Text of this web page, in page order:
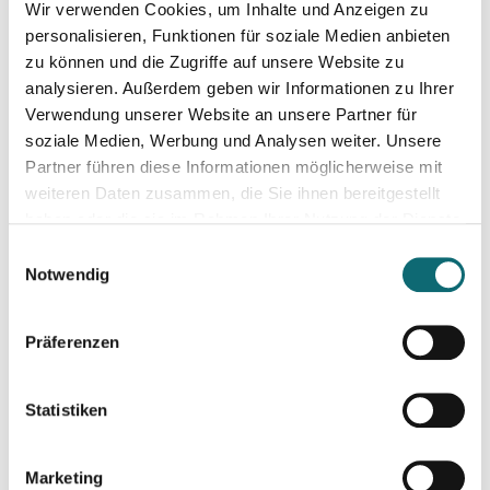
Wir verwenden Cookies, um Inhalte und Anzeigen zu
personalisieren, Funktionen für soziale Medien anbieten
zu können und die Zugriffe auf unsere Website zu
analysieren. Außerdem geben wir Informationen zu Ihrer
Verwendung unserer Website an unsere Partner für
soziale Medien, Werbung und Analysen weiter. Unsere
Partner führen diese Informationen möglicherweise mit
weiteren Daten zusammen, die Sie ihnen bereitgestellt
Notwendig
Präferenzen
Statistiken
Marketing
23.04.2025
Voters’ Choices and International Influence in Romania’s
24.04.2025
Besser schreiben und redigieren mit KI
Poland’s Presidential Elections: transition, migration, war,
16.05.2025
Von der Krise zur Chance - So geht konstruktiver